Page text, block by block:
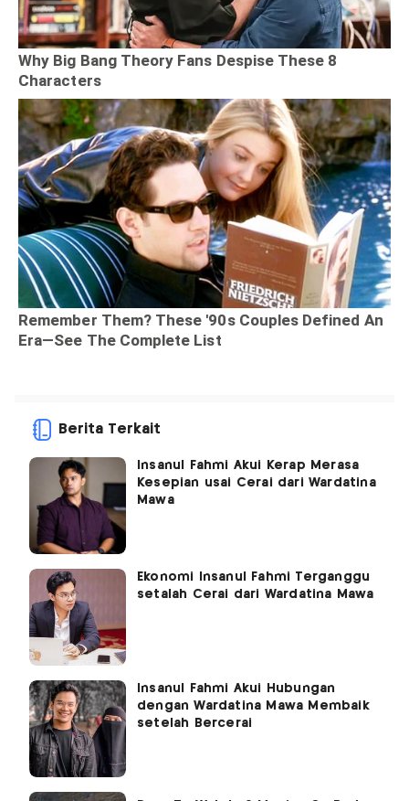
Berita Terkait
Insanul Fahmi Akui Kerap Merasa
Kesepian usai Cerai dari Wardatina
Mawa
Ekonomi Insanul Fahmi Terganggu
setalah Cerai dari Wardatina Mawa
Insanul Fahmi Akui Hubungan
dengan Wardatina Mawa Membaik
setelah Bercerai